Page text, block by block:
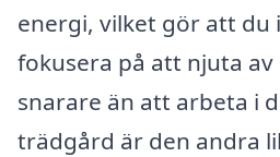
energi, vilket gör att du
fokusera på att njuta
snarare än att arbeta i
trädgård är den andra